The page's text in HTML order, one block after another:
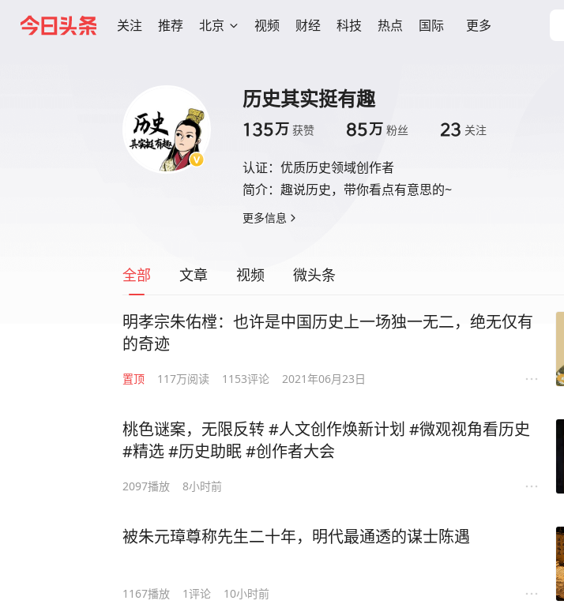
关注 推荐 北京 视频 财经 科技 热点 国际 更多
历史其实挺有趣
135万 获赞 85万 粉丝 23 关注
认证： 优质历史领域创作者
简介： 趣说历史，带你看点有意思的~
更多信息
全部 文章 视频 微头条
明孝宗朱佑樘：也许是中国历史上一场独一无二，绝无仅有
的奇迹
置顶 117万阅读 1153评论 2021年06月23日
桃色谜案，无限反转 #人文创作焕新计划 #微观视角看历史
#精选 #历史助眠 #创作者大会
2097播放 8小时前
被朱元璋尊称先生二十年，明代最通透的谋士陈遇
1167播放 1评论 10小时前